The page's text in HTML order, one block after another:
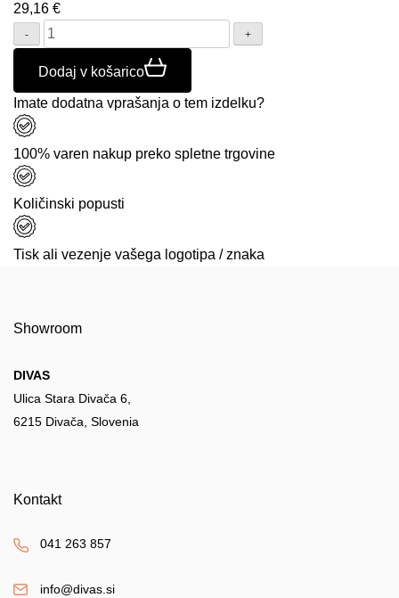
29,16 €
Količina:
Dodaj v košarico
Imate dodatna vprašanja o tem izdelku?
100% varen nakup preko spletne trgovine
Količinski popusti
Tisk ali vezenje vašega logotipa / znaka
Showroom
DIVAS
Ulica Stara Divača 6,
6215 Divača, Slovenia
Kontakt
041 263 857
info@divas.si